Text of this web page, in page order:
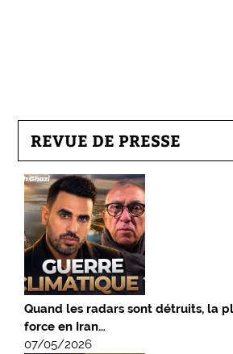
REVUE DE PRESSE
Quand les radars sont détruits, la
force en Iran…
07/05/2026